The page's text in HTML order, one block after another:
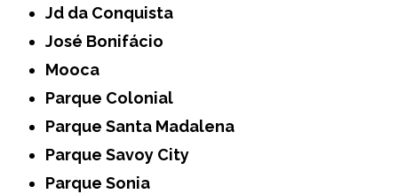
Jd da Conquista
José Bonifácio
Mooca
Parque Colonial
Parque Santa Madalena
Parque Savoy City
Parque Sonia